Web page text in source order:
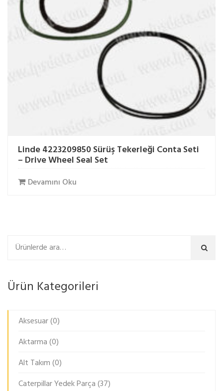
Linde 4223209850 Sürüş Tekerleği Conta Seti
– Drive Wheel Seal Set
Devamını Oku
Ara
Ürün Kategorileri
Aksesuar(0)
Aktarma(0)
Alt Takım(0)
Caterpillar Yedek Parça(37)